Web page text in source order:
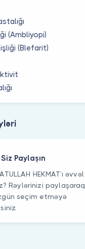
(Ambliyopi)
(Blefarit)
Paylaşın
HEKMAT’ı əvvəl
Rəylərinizi paylaşaraq
seçim etməyə